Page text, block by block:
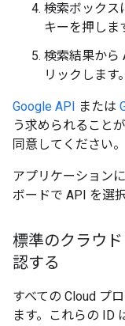
検索ボックス
キーを押しま
検索結果から
リックします。
Google API または
う求められること
同意してください。
アプリケーション
ボードで API を選
標準のクラウ
認する
すべての Cloud プ
ます。これらの ID